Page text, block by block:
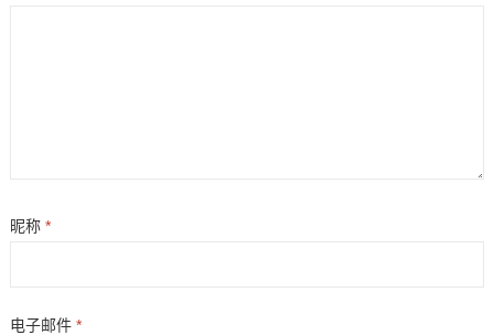
昵称 *
电子邮件 *